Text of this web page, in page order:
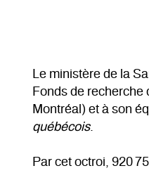
Le ministère de la
Fonds de recherche
Montréal) et à son
québécois.
Par cet octroi, 920